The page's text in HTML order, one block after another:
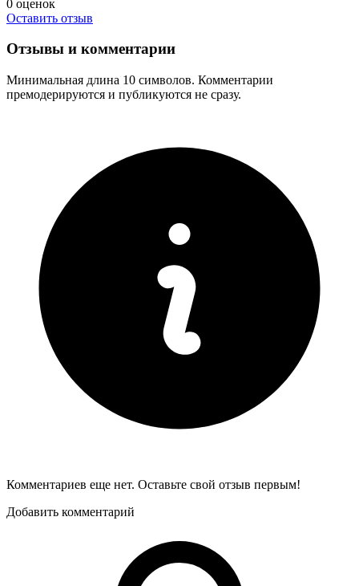
0 оценок
Оставить отзыв
Отзывы и комментарии
Минимальная длина 10 символов. Комментарии
премодерируются и публикуются не сразу.
Комментариев еще нет. Оставьте свой отзыв первым!
Добавить комментарий